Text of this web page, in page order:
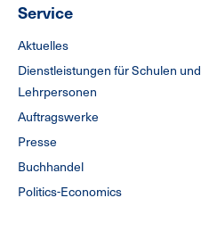
Service
Aktuelles
Dienstleistungen für Schulen und
Lehrpersonen
Auftragswerke
Presse
Buchhandel
Politics-Economics